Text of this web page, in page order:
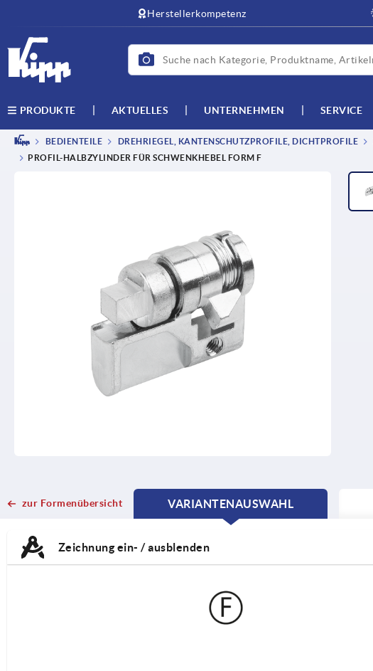
Herstellerkompetenz
PRODUKTE AKTUELLES UNTERNEHMEN SERVICE
BEDIENTEILE DREHRIEGEL, KANTENSCHUTZPROFILE, DICHTPROFILE
PROFIL-HALBZYLINDER FÜR SCHWENKHEBEL FORM F
zur Formenübersicht
VARIANTENAUSWAHL
CURRENT
CURRENT
Zeichnung ein- / ausblenden